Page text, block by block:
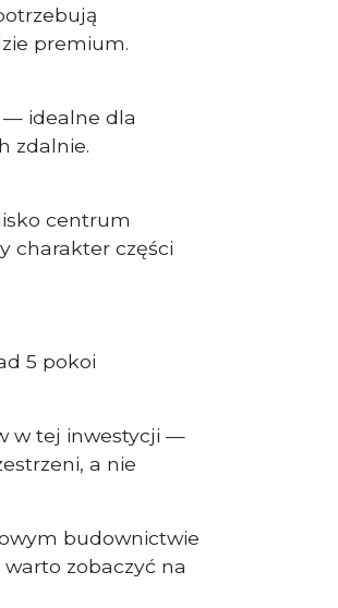
premium.
— idealne dla
zdalnie.
centrum
charakter części
5 pokoi
w tej inwestycji —
a nie
budownictwie
zobaczyć na